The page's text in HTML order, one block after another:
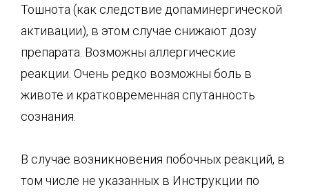
Тошнота (как следствие допаминергической
активации), в этом случае снижают дозу
препарата. Возможны аллергические
реакции. Очень редко возможны боль в
животе и кратковременная спутанность
сознания.
В случае возникновения побочных реакций, в
том числе не указанных в Инструкции по